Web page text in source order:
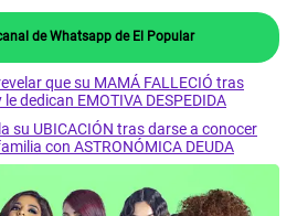
de Whatsapp de El Popular
que su MAMÁ FALLECIÓ tras
dedican EMOTIVA DESPEDIDA
su UBICACIÓN tras darse a conocer
con ASTRONÓMICA DEUDA